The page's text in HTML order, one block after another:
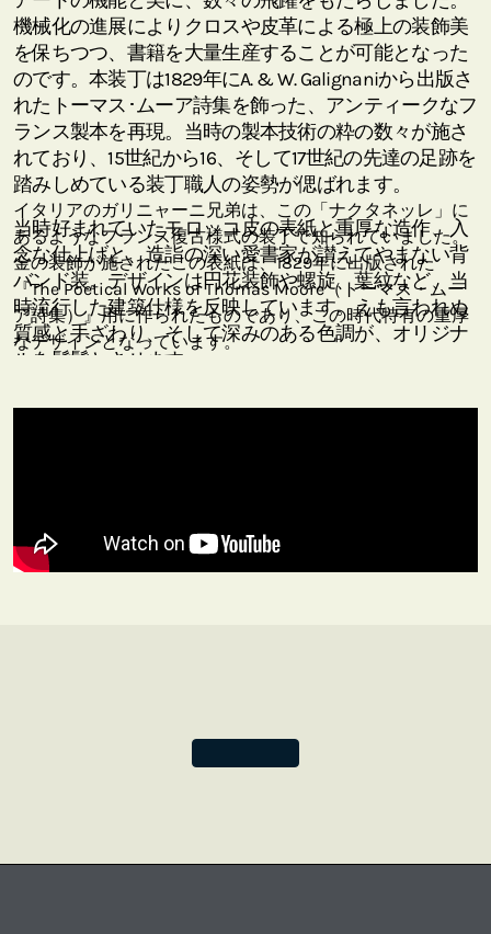
機械化の進展によりクロスや皮革による極上の装飾美
を保ちつつ、書籍を大量生産することが可能となった
のです。本装丁は1829年にA. & W. Galignaniから出版さ
れたトーマス･ムーア詩集を飾った、アンティークなフ
ランス製本を再現。当時の製本技術の粋の数々が施さ
れており、15世紀から16、そして17世紀の先達の足跡を
踏みしめている装丁職人の姿勢が偲ばれます。
当時好まれていたモロッコ皮の表紙と重厚な造作、入
念な仕上げと、造詣の深い愛書家が讃えてやまない背
バンド装。デザインは円花装飾や螺旋、葉紋など、当
時流行した建築仕様を反映しています。えも言われぬ
質感と手ざわり、そして深みのある色調が、オリジナ
ルを髣髴とさせます。
イタリアのガリニャーニ兄弟は、この「ナクタネッレ」に
あるようなフランス復古様式の装丁で知られていました。
金の装飾が施されたこの表紙は、1829年に出版された
『The Poetical Works of Thomas Moore（トーマス・ムー
ア詩集）』用に作られたものであり、この時代特有の重厚
なデザインとなっています。